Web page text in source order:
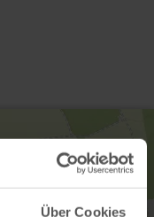
Über Cookies